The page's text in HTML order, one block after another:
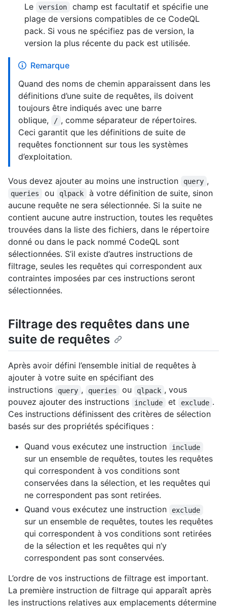
Le version
champ est facultatif et spécifie une
plage de versions compatibles de ce CodeQL
pack. Si vous ne spécifiez pas de version, la
version la plus récente du pack est utilisée.
Remarque
Quand des noms de chemin apparaissent dans les
définitions d’une suite de requêtes, ils doivent
toujours être indiqués avec une barre
oblique,
/ , comme séparateur de répertoires.
Ceci garantit que les définitions de suite de
requêtes fonctionnent sur tous les systèmes
d’exploitation.
Vous devez ajouter au moins une instruction query ,
queries ou qlpack
à votre définition de suite, sinon
aucune requête ne sera sélectionnée. Si la suite ne
contient aucune autre instruction, toutes les requêtes
trouvées dans la liste des fichiers, dans le répertoire
donné ou dans le pack nommé CodeQL sont
sélectionnées. S’il existe d’autres instructions de
filtrage, seules les requêtes qui correspondent aux
contraintes imposées par ces instructions seront
sélectionnées.
Filtrage des requêtes dans une
suite de requêtes
Après avoir défini l’ensemble initial de requêtes à
ajouter à votre suite en spécifiant des
instructions
query , queries ou qlpack , vous
pouvez ajouter des instructions
include et exclude .
Ces instructions définissent des critères de sélection
basés sur des propriétés spécifiques :
Quand vous exécutez une instruction
include
sur un ensemble de requêtes, toutes les requêtes
qui correspondent à vos conditions sont
conservées dans la sélection, et les requêtes qui
ne correspondent pas sont retirées.
Quand vous exécutez une instruction
exclude
sur un ensemble de requêtes, toutes les requêtes
qui correspondent à vos conditions sont retirées
de la sélection et les requêtes qui n’y
correspondent pas sont conservées.
L’ordre de vos instructions de filtrage est important.
La première instruction de filtrage qui apparaît après
les instructions relatives aux emplacements détermine